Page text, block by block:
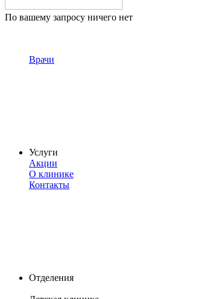
По вашему запросу ничего нет
Врачи
Услуги
Акции
О клинике
Контакты
Отделения